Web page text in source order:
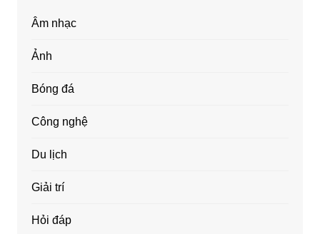
Âm nhạc
Ảnh
Bóng đá
Công nghệ
Du lịch
Giải trí
Hỏi đáp